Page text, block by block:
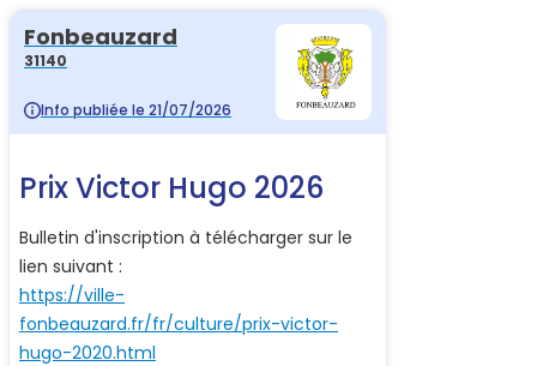
Fonbeauzard
31140
Info publiée le 21/07/2026
Prix Victor Hugo 2026
Bulletin d'inscription à télécharger sur le
lien suivant :
https://ville-
fonbeauzard.fr/fr/culture/prix-victor-
hugo-2020.html